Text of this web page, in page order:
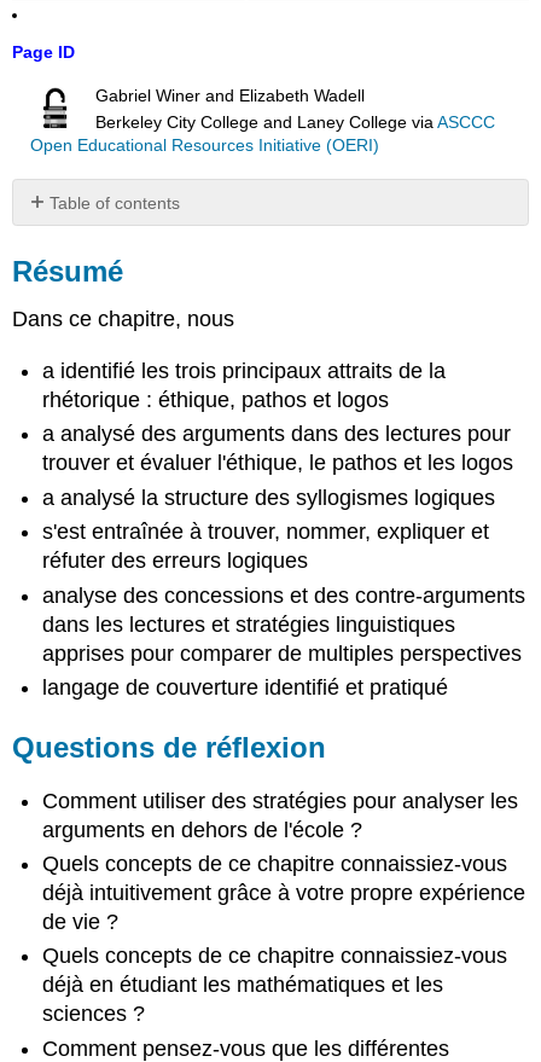
Page ID
Gabriel Winer and Elizabeth Wadell
Berkeley City College and Laney College viaASCCC
Open Educational Resources Initiative (OERI)
Table of contents
Questions
réflexion
et
attributions
Contenu
sous
licence
CC :
original
Résumé
Dans ce chapitre, nous
a identifié les trois principaux attraits de la
rhétorique : éthique, pathos et logos
a analysé des arguments dans des lectures pour
trouver et évaluer l'éthique, le pathos et les logos
a analysé la structure des syllogismes logiques
s'est entraînée à trouver, nommer, expliquer et
réfuter des erreurs logiques
analyse des concessions et des contre-arguments
dans les lectures et stratégies linguistiques
apprises pour comparer de multiples perspectives
langage de couverture identifié et pratiqué
Questions de réflexion
Comment utiliser des stratégies pour analyser les
arguments en dehors de l'école ?
Quels concepts de ce chapitre connaissiez-vous
déjà intuitivement grâce à votre propre expérience
de vie ?
Quels concepts de ce chapitre connaissiez-vous
déjà en étudiant les mathématiques et les
sciences ?
Comment pensez-vous que les différentes